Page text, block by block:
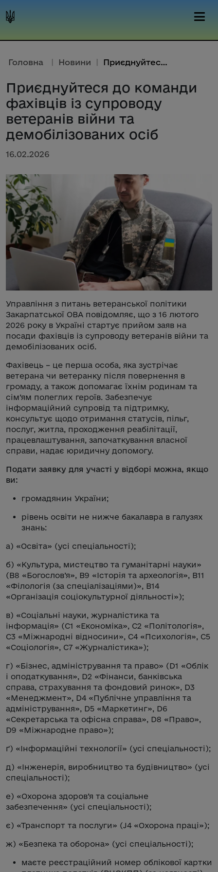
Головна | Новини | Приєднуйтеся до команди фахівц...
Приєднуйтеся до команди
фахівців із супроводу
ветеранів війни та
демобілізованих осіб
16.02.2026
Управління з питань ветеранської політики
Закарпатської ОВА повідомляє, що з 16 лютого
2026 року в Україні стартує прийом заяв на
посади фахівців із супроводу ветеранів війни та
демобілізованих осіб.
Фахівець – це перша особа, яка зустрічає
ветерана чи ветеранку після повернення в
громаду, а також допомагає їхнім родинам та
сім’ям полеглих героїв. Забезпечує
інформаційний супровід та підтримку,
консультує щодо отримання статусів, пільг,
послуг, житла, проходження реабілітації,
працевлаштування, започаткування власної
справи, надає юридичну допомогу.
Подати заявку для участі у відборі можна, якщо
ви:
громадянин України;
рівень освіти не нижче бакалавра в галузях
знань:
а) «Освіта» (усі спеціальності);
б) «Культура, мистецтво та гуманітарні науки»
(В8 «Богослов’я», В9 «Історія та археологія», В11
«Філологія (за спеціалізаціями)», В14
«Організація соціокультурної діяльності»);
в) «Соціальні науки, журналістика та
інформація» (С1 «Економіка», С2 «Політологія»,
С3 «Міжнародні відносини», С4 «Психологія», С5
«Соціологія», С7 «Журналістика»);
г) «Бізнес, адміністрування та право» (D1 «Облік
і оподаткування», D2 «Фінанси, банківська
справа, страхування та фондовий ринок», D3
«Менеджмент», D4 «Публічне управління та
адміністрування», D5 «Маркетинг», D6
«Секретарська та офісна справа», D8 «Право»,
D9 «Міжнародне право»);
ґ) «Інформаційні технології» (усі спеціальності);
д) «Інженерія, виробництво та будівництво» (усі
спеціальності);
е) «Охорона здоров’я та соціальне
забезпечення» (усі спеціальності);
є) «Транспорт та послуги» (J4 «Охорона праці»);
ж) «Безпека та оборона» (усі спеціальності);
маєте реєстраційний номер облікової картки